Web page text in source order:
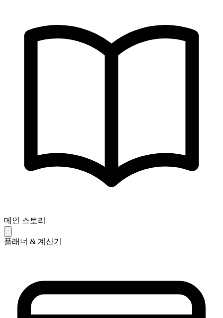
메인 스토리
플래너 & 계산기